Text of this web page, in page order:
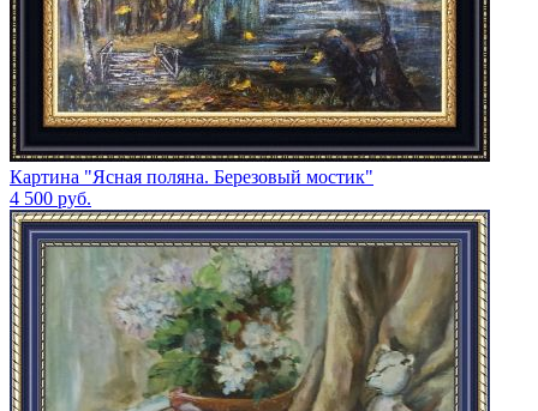
Картина "Ясная поляна. Березовый мостик"
4 500 руб.